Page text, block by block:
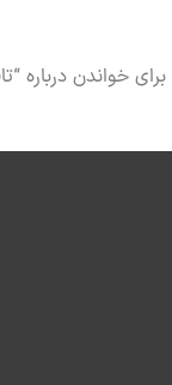
درباره “تافت